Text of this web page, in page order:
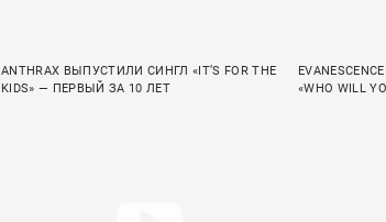
ANTHRAX ВЫПУСТИЛИ СИНГЛ «IT’S FOR THE
KIDS» — ПЕРВЫЙ ЗА 10 ЛЕТ
«WHO WILL